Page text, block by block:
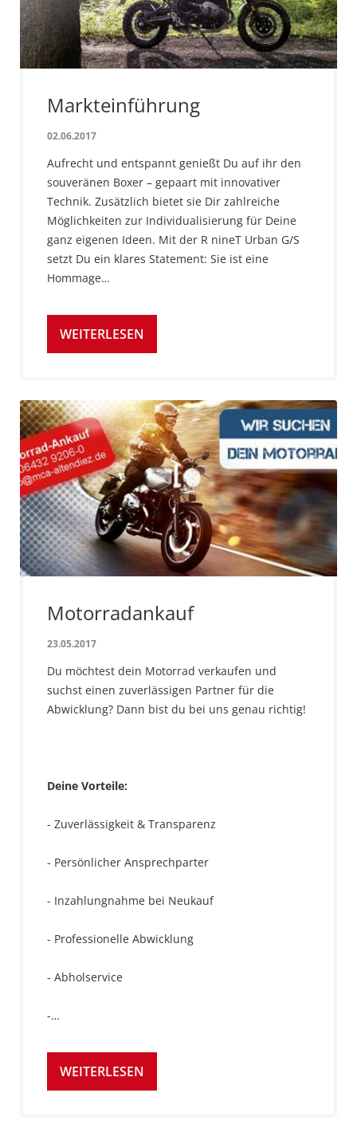
Markteinführung
02.06.2017
Aufrecht und entspannt genießt Du auf ihr den
souveränen Boxer – gepaart mit innovativer
Technik. Zusätzlich bietet sie Dir zahlreiche
Möglichkeiten zur Individualisierung für Deine
ganz eigenen Ideen. Mit der R nineT Urban G/S
setzt Du ein klares Statement: Sie ist eine
Hommage…
WEITERLESEN
Motorradankauf
23.05.2017
Du möchtest dein Motorrad verkaufen und
suchst einen zuverlässigen Partner für die
Abwicklung? Dann bist du bei uns genau richtig!
Deine Vorteile:
- Zuverlässigkeit & Transparenz
- Persönlicher Ansprechparter
- Inzahlungnahme bei Neukauf
- Professionelle Abwicklung
- Abholservice
-…
WEITERLESEN